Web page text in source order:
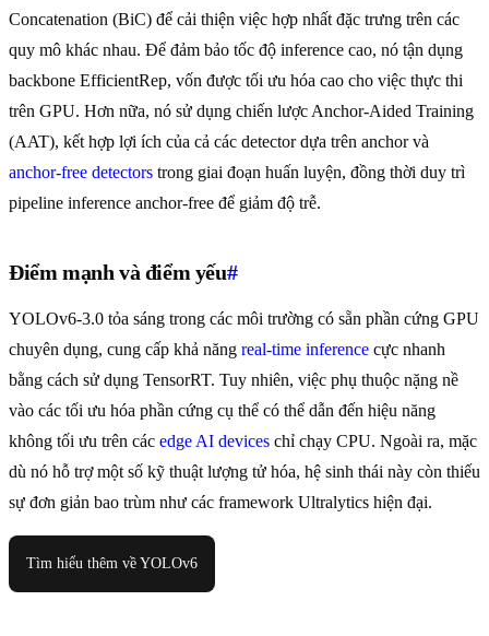
Concatenation (BiC) để cải thiện việc hợp nhất đặc trưng trên các
quy mô khác nhau. Để đảm bảo tốc độ inference cao, nó tận dụng
backbone EfficientRep, vốn được tối ưu hóa cao cho việc thực thi
trên GPU. Hơn nữa, nó sử dụng chiến lược Anchor-Aided Training
(AAT), kết hợp lợi ích của cả các detector dựa trên anchor và
anchor-free detectors trong giai đoạn huấn luyện, đồng thời duy trì
pipeline inference anchor-free để giảm độ trễ.
Điểm mạnh và điểm yếu#
YOLOv6-3.0 tỏa sáng trong các môi trường có sẵn phần cứng GPU
chuyên dụng, cung cấp khả năng real-time inference cực nhanh
bằng cách sử dụng TensorRT. Tuy nhiên, việc phụ thuộc nặng nề
vào các tối ưu hóa phần cứng cụ thể có thể dẫn đến hiệu năng
không tối ưu trên các edge AI devices chỉ chạy CPU. Ngoài ra, mặc
dù nó hỗ trợ một số kỹ thuật lượng tử hóa, hệ sinh thái này còn thiếu
sự đơn giản bao trùm như các framework Ultralytics hiện đại.
Tìm hiểu thêm về YOLOv6